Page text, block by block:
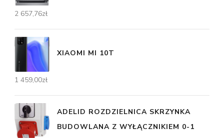
2 657,76zł
XIAOMI MI 10T
1 459,00zł
ADELID ROZDZIELNICA SKRZYNKA
BUDOWLANA Z WYŁĄCZNIKIEM 0-1